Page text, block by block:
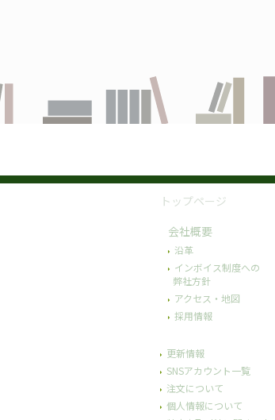
トップページ
会社概要
沿革
インボイス制度への
弊社方針
アクセス・地図
採用情報
更新情報
SNSアカウント一覧
注文について
個人情報について